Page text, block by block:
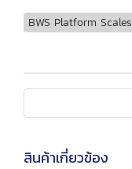
BWS Platform Scales
สินค้าเกี่ยวข้อง